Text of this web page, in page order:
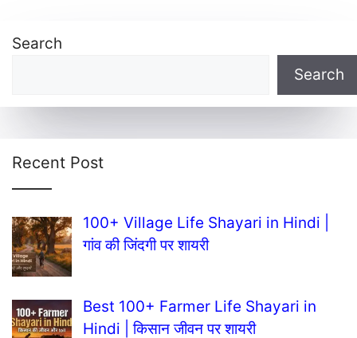
Search
Search
Recent Post
100+ Village Life Shayari in Hindi |
गांव की जिंदगी पर शायरी
Best 100+ Farmer Life Shayari in
Hindi | किसान जीवन पर शायरी